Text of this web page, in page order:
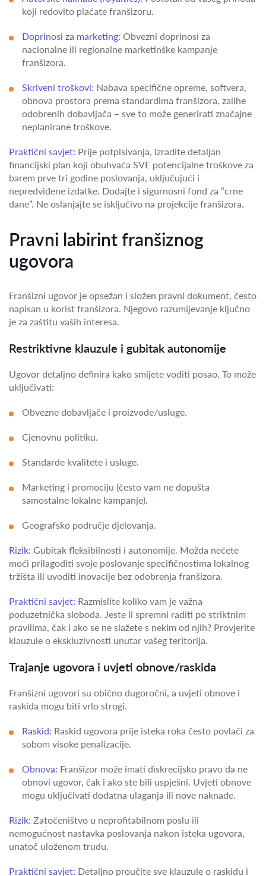
koji redovito plaćate franšizoru.
Doprinosi za marketing: Obvezni doprinosi za
nacionalne ili regionalne marketinške kampanje
franšizora.
Skriveni troškovi: Nabava specifične opreme, softvera,
obnova prostora prema standardima franšizora, zalihe
odobrenih dobavljača – sve to može generirati značajne
neplanirane troškove.
Praktični savjet: Prije potpisivanja, izradite detaljan
financijski plan koji obuhvaća SVE potencijalne troškove za
barem prve tri godine poslovanja, uključujući i
nepredviđene izdatke. Dodajte i sigurnosni fond za “crne
dane”. Ne oslanjajte se isključivo na projekcije franšizora.
Pravni labirint franšiznog
ugovora
Franšizni ugovor je opsežan i složen pravni dokument, često
napisan u korist franšizora. Njegovo razumijevanje ključno
je za zaštitu vaših interesa.
Restriktivne klauzule i gubitak autonomije
Ugovor detaljno definira kako smijete voditi posao. To može
uključivati:
Obvezne dobavljače i proizvode/usluge.
Cjenovnu politiku.
Standarde kvalitete i usluge.
Marketing i promociju (često vam ne dopušta
samostalne lokalne kampanje).
Geografsko područje djelovanja.
Rizik: Gubitak fleksibilnosti i autonomije. Možda nećete
moći prilagoditi svoje poslovanje specifičnostima lokalnog
tržišta ili uvoditi inovacije bez odobrenja franšizora.
Praktični savjet: Razmislite koliko vam je važna
poduzetnička sloboda. Jeste li spremni raditi po striktnim
pravilima, čak i ako se ne slažete s nekim od njih? Provjerite
klauzule o ekskluzivnosti unutar vašeg teritorija.
Trajanje ugovora i uvjeti obnove/raskida
Franšizni ugovori su obično dugoročni, a uvjeti obnove i
raskida mogu biti vrlo strogi.
Raskid: Raskid ugovora prije isteka roka često povlači za
sobom visoke penalizacije.
Obnova: Franšizor može imati diskrecijsko pravo da ne
obnovi ugovor, čak i ako ste bili uspješni. Uvjeti obnove
mogu uključivati dodatna ulaganja ili nove naknade.
Rizik: Zatočeništvo u neprofitabilnom poslu ili
nemogućnost nastavka poslovanja nakon isteka ugovora,
unatoč uloženom trudu.
Praktični savjet: Detaljno proučite sve klauzule o raskidu i